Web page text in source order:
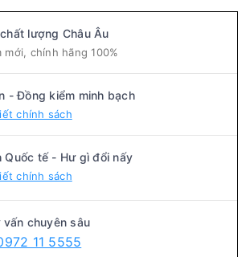
lượng Châu Âu
mới, chính hãng 100%
- Đồng kiểm minh bạch
chính sách
Quốc tế - Hư gì đổi nấy
chính sách
chuyên sâu
11 5555